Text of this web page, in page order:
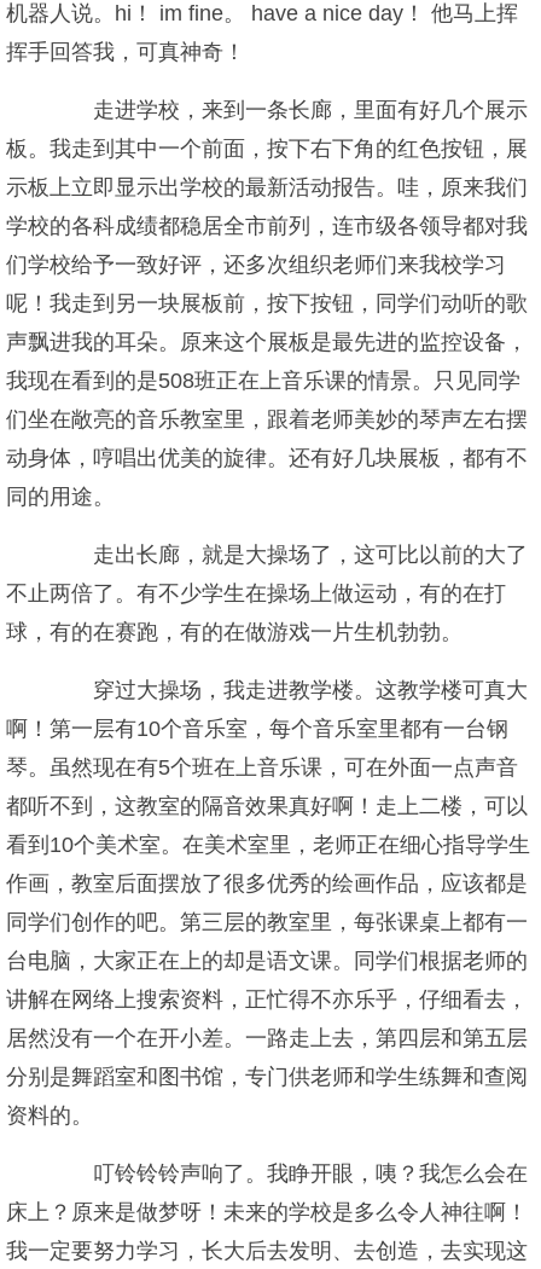
机器人说。hi！ im fine。 have a nice day！ 他马上挥
挥手回答我，可真神奇！
走进学校，来到一条长廊，里面有好几个展示
板。我走到其中一个前面，按下右下角的红色按钮，展
示板上立即显示出学校的最新活动报告。哇，原来我们
学校的各科成绩都稳居全市前列，连市级各领导都对我
们学校给予一致好评，还多次组织老师们来我校学习
呢！我走到另一块展板前，按下按钮，同学们动听的歌
声飘进我的耳朵。原来这个展板是最先进的监控设备，
我现在看到的是508班正在上音乐课的情景。只见同学
们坐在敞亮的音乐教室里，跟着老师美妙的琴声左右摆
动身体，哼唱出优美的旋律。还有好几块展板，都有不
同的用途。
走出长廊，就是大操场了，这可比以前的大了
不止两倍了。有不少学生在操场上做运动，有的在打
球，有的在赛跑，有的在做游戏一片生机勃勃。
穿过大操场，我走进教学楼。这教学楼可真大
啊！第一层有10个音乐室，每个音乐室里都有一台钢
琴。虽然现在有5个班在上音乐课，可在外面一点声音
都听不到，这教室的隔音效果真好啊！走上二楼，可以
看到10个美术室。在美术室里，老师正在细心指导学生
作画，教室后面摆放了很多优秀的绘画作品，应该都是
同学们创作的吧。第三层的教室里，每张课桌上都有一
台电脑，大家正在上的却是语文课。同学们根据老师的
讲解在网络上搜索资料，正忙得不亦乐乎，仔细看去，
居然没有一个在开小差。一路走上去，第四层和第五层
分别是舞蹈室和图书馆，专门供老师和学生练舞和查阅
资料的。
叮铃铃铃声响了。我睁开眼，咦？我怎么会在
床上？原来是做梦呀！未来的学校是多么令人神往啊！
我一定要努力学习，长大后去发明、去创造，去实现这